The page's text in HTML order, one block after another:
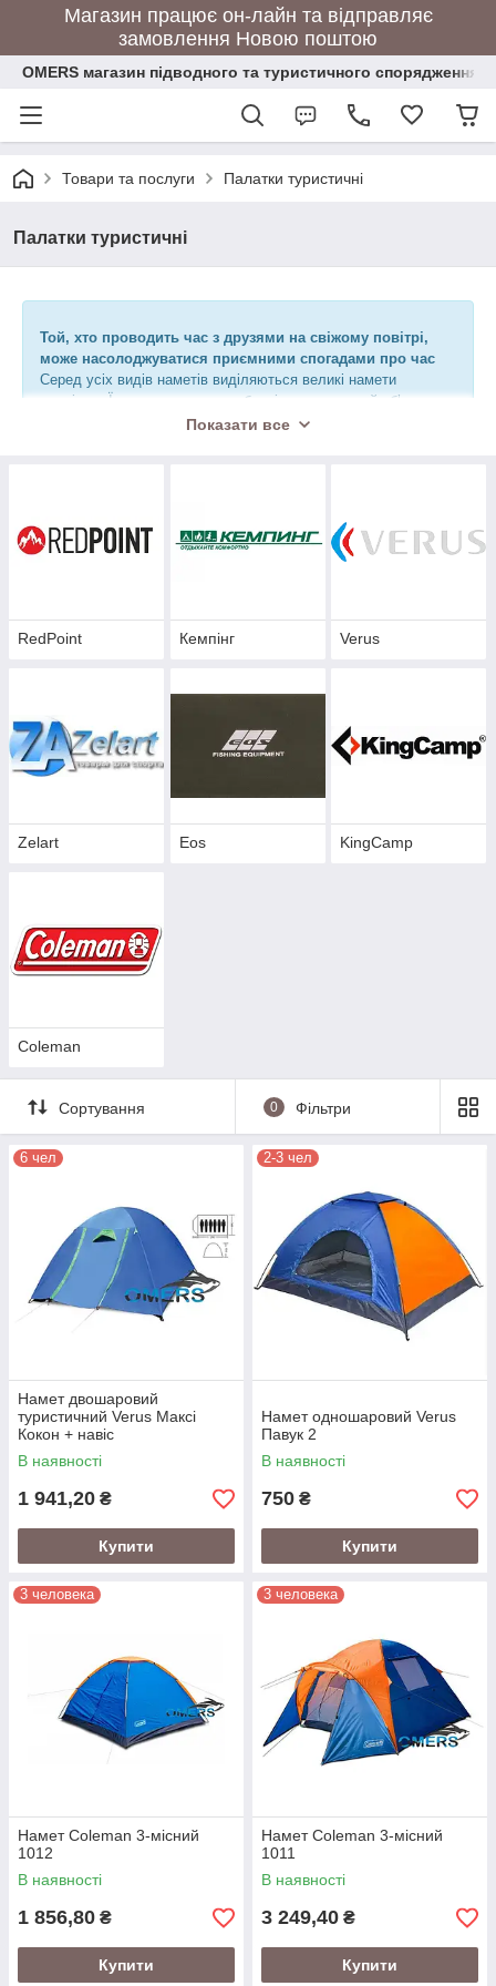
Магазин працює он-лайн та відправляє
замовлення Новою поштою
OMERS магазин підводного та туристичного спорядження
Товари та послуги Палатки туристичні
Палатки туристичні
Той, хто проводить час з друзями на свіжому повітрі,
може насолоджуватися приємними спогадами про час
Серед усіх видів наметів виділяються великі намети
кемпінгу. Їхня характерна особливість — великий об’єм
спальнів і тамбурів. Палатки кемпінгу призначені
вибір кемпінгових наметів і наметів для екстремальних
температур. Туристичні намети 1, 2, 3, 4-х місцеві, а також
Показати все
RedPoint Кемпінг Verus
Zelart Eos KingCamp
Coleman
Сортування 0 Фільтри
6 чел
Намет двошаровий
туристичний Verus Максі
Кокон + навіс
В наявності
1 941,20 ₴
Купити
2-3 чел
Намет одношаровий Verus
Павук 2
В наявності
750 ₴
Купити
3 человека
Намет Coleman 3-місний
1012
В наявності
1 856,80 ₴
Купити
3 человека
Намет Coleman 3-місний
1011
В наявності
3 249,40 ₴
Купити